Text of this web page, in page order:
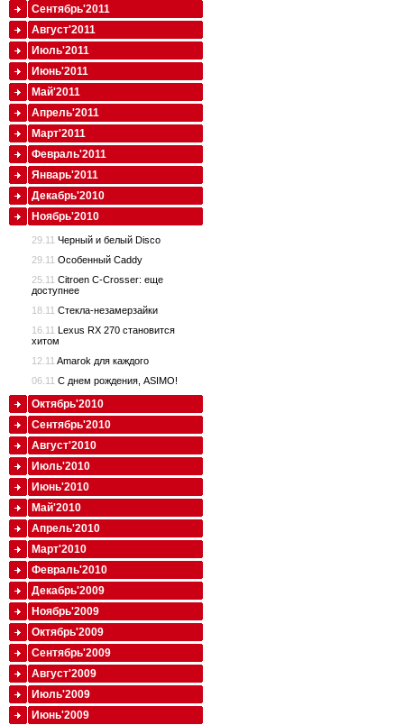
Сентябрь'2011
Август'2011
Июль'2011
Июнь'2011
Май'2011
Апрель'2011
Март'2011
Февраль'2011
Январь'2011
Декабрь'2010
Ноябрь'2010
29.11 Черный и белый Disco
29.11 Особенный Caddy
25.11 Citroen C-Crosser: еще
доступнее
18.11 Стекла-незамерзайки
16.11 Lexus RX 270 становится
хитом
12.11 Amarok для каждого
06.11 С днем рождения, ASIMO!
Октябрь'2010
Сентябрь'2010
Август'2010
Июль'2010
Июнь'2010
Май'2010
Апрель'2010
Март'2010
Февраль'2010
Декабрь'2009
Ноябрь'2009
Октябрь'2009
Сентябрь'2009
Август'2009
Июль'2009
Июнь'2009